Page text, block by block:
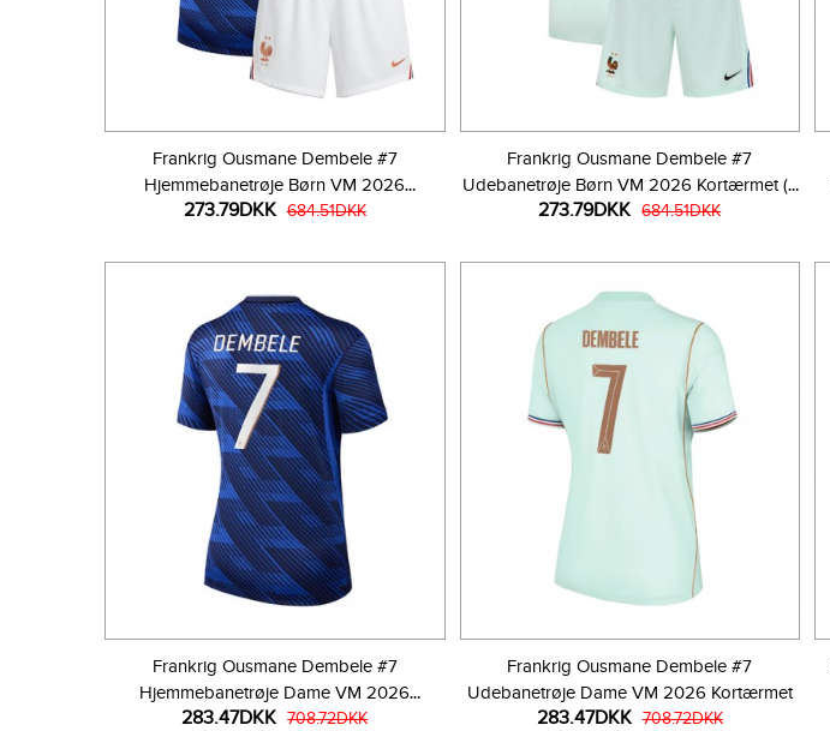
Frankrig Ousmane Dembele #7
Hjemmebanetrøje Børn VM 2026
Kortærmet (+ Korte bukser)
273.79DKK 684.51DKK
Frankrig Ousmane Dembele #7
Udebanetrøje Børn VM 2026 Kortærmet (+
Korte bukser)
273.79DKK 684.51DKK
Frankrig Ousmane Dembele #7
Hjemmebanetrøje Dame VM 2026
Kortærmet
283.47DKK 708.72DKK
Frankrig Ousmane Dembele #7
Udebanetrøje Dame VM 2026 Kortærmet
283.47DKK 708.72DKK